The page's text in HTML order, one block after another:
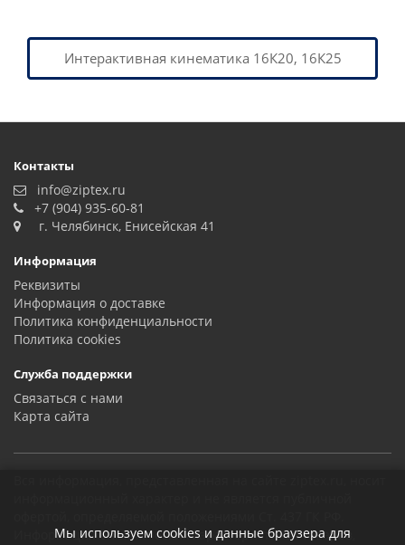
Интерактивная кинематика 16К20, 16К25
Мы используем cookies и данные браузера для
Контакты
info@ziptex.ru
+7 (904) 935-60-81
г. Челябинск, Енисейская 41
Информация
Реквизиты
Информация о доставке
Политика конфиденциальности
Политика сookies
Служба поддержки
Связаться с нами
Карта сайта
Информация о технических характеристиках товаров,